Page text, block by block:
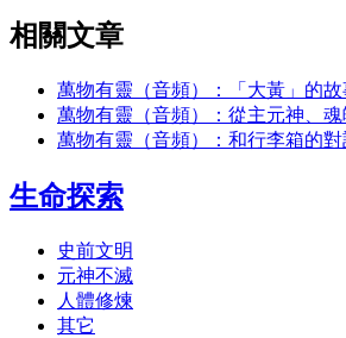
相關文章
萬物有靈（音頻）：「大黃」的故
萬物有靈（音頻）：從主元神、
萬物有靈（音頻）：和行李箱的對
生命探索
史前文明
元神不滅
人體修煉
其它